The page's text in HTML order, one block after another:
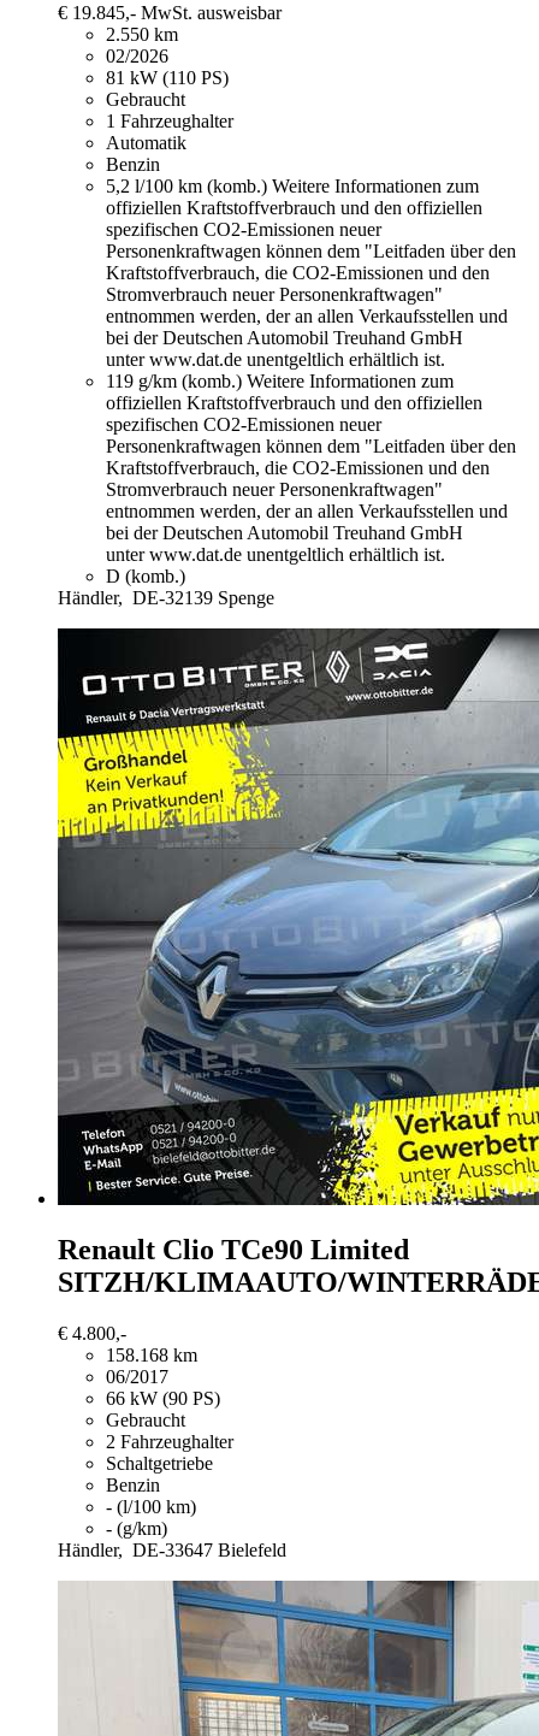
€ 19.845,- MwSt. ausweisbar
2.550 km
02/2026
81 kW (110 PS)
Gebraucht
1 Fahrzeughalter
Automatik
Benzin
5,2 l/100 km (komb.) Weitere Informationen zum
offiziellen Kraftstoffverbrauch und den offiziellen
spezifischen CO2-Emissionen neuer
Personenkraftwagen können dem "Leitfaden über den
Kraftstoffverbrauch, die CO2-Emissionen und den
Stromverbrauch neuer Personenkraftwagen"
entnommen werden, der an allen Verkaufsstellen und
bei der Deutschen Automobil Treuhand GmbH
unter www.dat.de unentgeltlich erhältlich ist.
119 g/km (komb.) Weitere Informationen zum
offiziellen Kraftstoffverbrauch und den offiziellen
spezifischen CO2-Emissionen neuer
Personenkraftwagen können dem "Leitfaden über den
Kraftstoffverbrauch, die CO2-Emissionen und den
Stromverbrauch neuer Personenkraftwagen"
entnommen werden, der an allen Verkaufsstellen und
bei der Deutschen Automobil Treuhand GmbH
unter www.dat.de unentgeltlich erhältlich ist.
D (komb.)
Händler, DE-32139 Spenge
Renault Clio TCe90 Limited
SITZH/KLIMAAUTO/
€ 4.800,-
158.168 km
06/2017
66 kW (90 PS)
Gebraucht
2 Fahrzeughalter
Schaltgetriebe
Benzin
- (l/100 km)
- (g/km)
Händler, DE-33647 Bielefeld